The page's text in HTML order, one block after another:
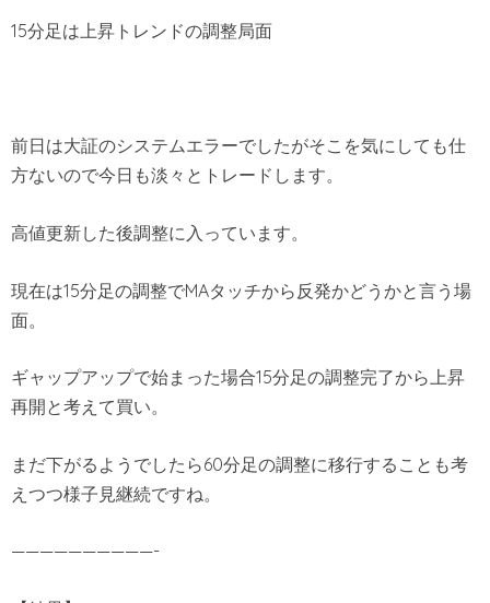
15分足は上昇トレンドの調整局面
前日は大証のシステムエラーでしたがそこを気にしても仕
方ないので今日も淡々とトレードします。
高値更新した後調整に入っています。
現在は15分足の調整でMAタッチから反発かどうかと言う場
面。
ギャップアップで始まった場合15分足の調整完了から上昇
再開と考えて買い。
まだ下がるようでしたら60分足の調整に移行することも考
えつつ様子見継続ですね。
——————————-